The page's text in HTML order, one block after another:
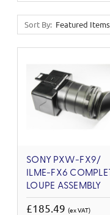
Sort By:
SONY PXW-FX9/
ILME-FX6
LOUPE ASSEMBLY
£185.49 (ex VAT)